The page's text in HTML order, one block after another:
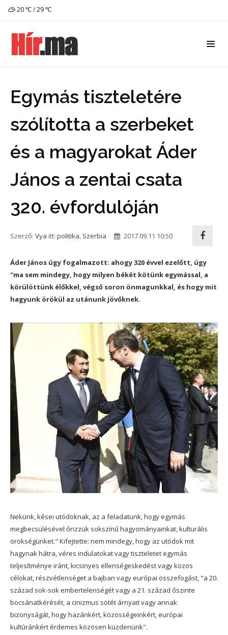
20 ℃ / 29 ℃
Egymás tiszteletére
szólította a szerbeket
és a magyarokat Áder
János a zentai csata
320. évfordulóján
Szerző: Vya itt: politika, Szerbia 2017.09.11 10:50
Áder János úgy fogalmazott: ahogy 320 évvel ezelőtt, úgy
"ma sem mindegy, hogy milyen békét kötünk egymással, a
körülöttünk élőkkel, végső soron önmagunkkal, és hogy mit
hagyunk örökül az utánunk jövőknek.
Nekünk, kései utódoknak, az a feladatunk, hogy egymás
megbecsülésével őrizzük sokszínű hagyományainkat, kulturális
örökségünket." Kifejtette: nem mindegy, hogy az utódok mit
hagynak hátra, véres indulatokat vagy tiszteletet egymás
teljesítménye iránt, kicsinyes ellenségeskedést vagy közös
célokat, részvétlenséget a bajban vagy európai összefogást, "a 20.
század sok-sok embertelenségét vagy a 21. század őszinte
bocsánatkérését, a cinizmus sötét árnyait vagy annak
bizonyságát, hogy hazánkért, közösségeinkért, európai
kultúránkért érdemes közösen küzdenünk".